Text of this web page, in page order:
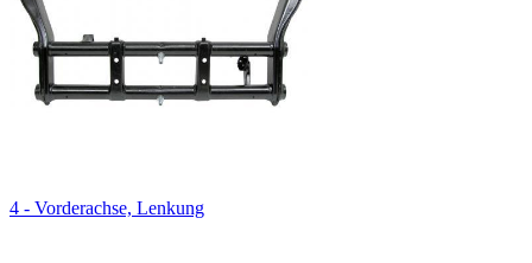
4 - Vorderachse, Lenkung